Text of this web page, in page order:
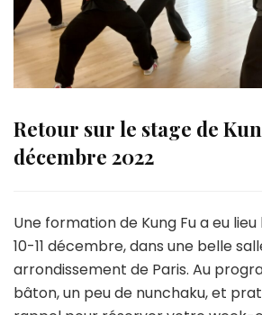
Retour sur le stage de
décembre 2022
Une formation de Kung Fu a eu
10-11 décembre, dans une belle
arrondissement de Paris. Au
bâton, un peu de nunchaku, et